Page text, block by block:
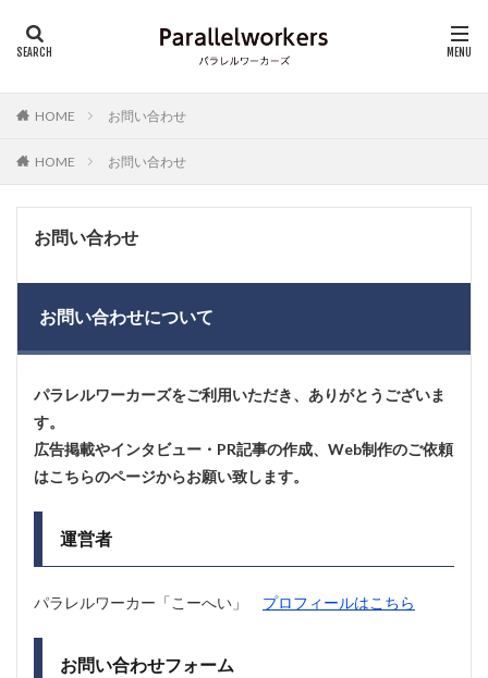
HOME お問い合わせ
HOME お問い合わせ
お問い合わせ
お問い合わせについて
パラレルワーカーズをご利用いただき、ありがとうございま
す。
広告掲載やインタビュー・PR記事の作成、Web制作のご依頼
はこちらのページからお願い致します。
運営者
パラレルワーカー「こーへい」 プロフィールはこちら
お問い合わせフォーム